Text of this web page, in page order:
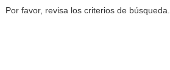
Por favor, revisa los criterios de búsqueda.